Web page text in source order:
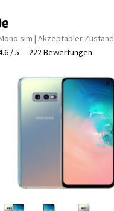
sim | Akzeptabler Zustand
/5 - 222Bewertungen